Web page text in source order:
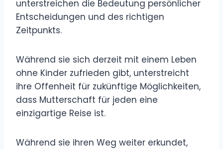
unterstreichen die Bedeutung persönlicher
Entscheidungen und des richtigen
Zeitpunkts.
Während sie sich derzeit mit einem Leben
ohne Kinder zufrieden gibt, unterstreicht
ihre Offenheit für zukünftige Möglichkeiten,
dass Mutterschaft für jeden eine
einzigartige Reise ist.
Während sie ihren Weg weiter erkundet,